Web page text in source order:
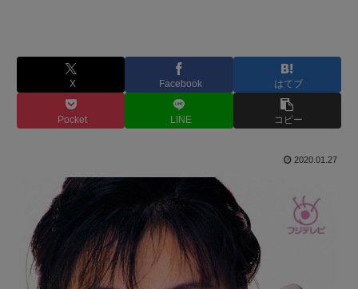
X Facebook はてブ
Pocket LINE コピー
2020.01.27